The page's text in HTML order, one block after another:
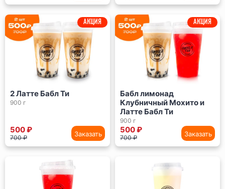
АКЦИЯ
2 Латте Бабл Ти
900 г
500 ₽
700 ₽ Заказать
АКЦИЯ
Бабл лимонад
Клубничный Мохито и
Латте Бабл Ти
900 г
500 ₽
700 ₽ Заказать